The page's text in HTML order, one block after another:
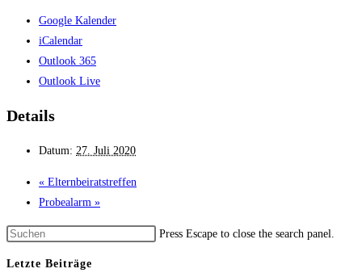
Google Kalender
iCalendar
Outlook 365
Outlook Live
Details
Datum: 27. Juli 2020
« Elternbei­ratstreffen
Probe­alarm »
Press Escape to close the search panel.
Letzte Beiträge